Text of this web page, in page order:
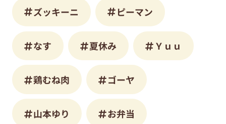
ズッキーニ ピーマン
なす 夏休み Ｙｕｕ
鶏むね肉 ゴーヤ
山本ゆり お弁当